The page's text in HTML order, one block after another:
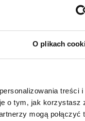
O plikach
treści i
o tym, jak korzystasz
mogą połączyć